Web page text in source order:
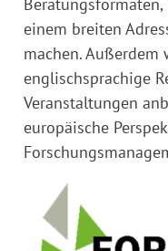
einem breiten
machen. Außerdem
englischsprachige
Veranstaltungen
europäische